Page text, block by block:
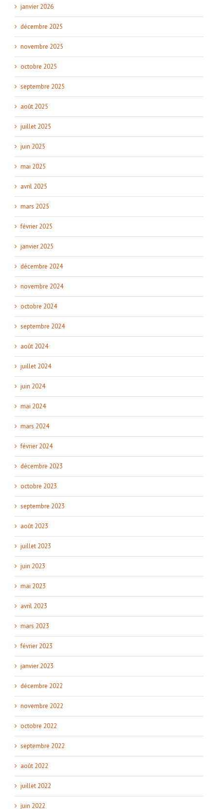
janvier 2026
décembre 2025
novembre 2025
octobre 2025
septembre 2025
août 2025
juillet 2025
juin 2025
mai 2025
avril 2025
mars 2025
février 2025
janvier 2025
décembre 2024
novembre 2024
octobre 2024
septembre 2024
août 2024
juillet 2024
juin 2024
mai 2024
mars 2024
février 2024
décembre 2023
octobre 2023
septembre 2023
août 2023
juillet 2023
juin 2023
mai 2023
avril 2023
mars 2023
février 2023
janvier 2023
décembre 2022
novembre 2022
octobre 2022
septembre 2022
août 2022
juillet 2022
juin 2022